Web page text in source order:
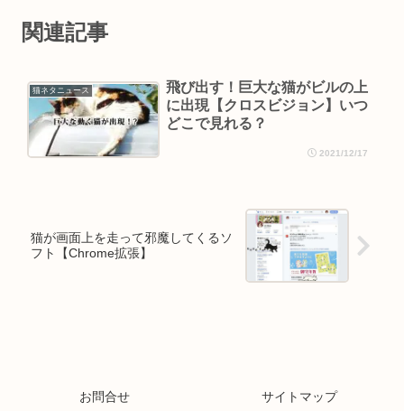
関連記事
猫ネタニュース
飛び出す！巨大な猫がビルの上
に出現【クロスビジョン】いつ
どこで見れる？
2021/12/17
猫が画面上を走って邪魔してくるソ
フト【Chrome拡張】
お問合せ サイトマップ